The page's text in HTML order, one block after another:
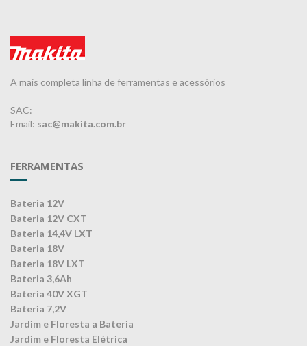
A mais completa linha de ferramentas e acessórios
SAC:
Email: sac@makita.com.br
FERRAMENTAS
Bateria 12V
Bateria 12V CXT
Bateria 14,4V LXT
Bateria 18V
Bateria 18V LXT
Bateria 3,6Ah
Bateria 40V XGT
Bateria 7,2V
Jardim e Floresta a Bateria
Jardim e Floresta Elétrica